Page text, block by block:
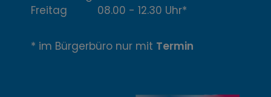
f
n
u
Freitag 08.00 - 12.30 Uhr*
* im Bürgerbüro nur mit Termin